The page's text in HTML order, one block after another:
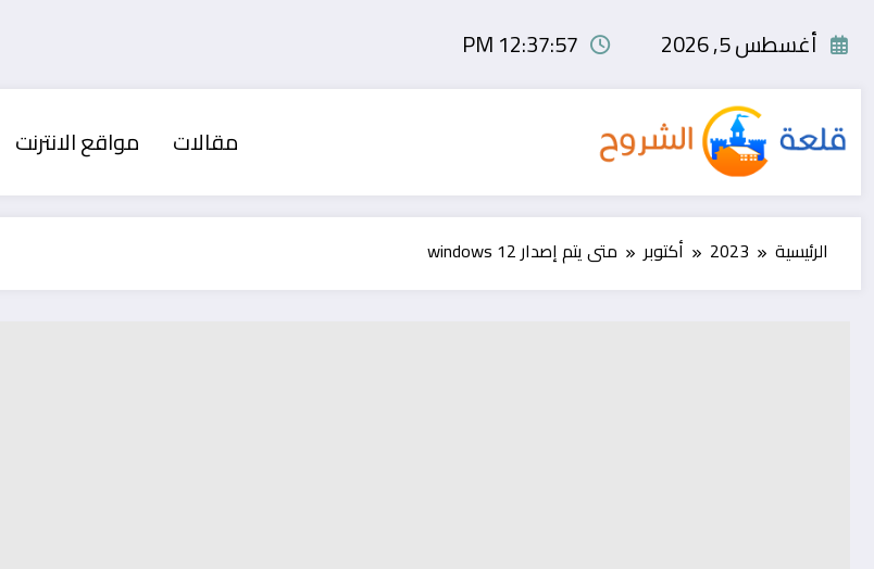
أغسطس 5, 2026 12:37:58 PM
مقالات مواقع الانترنت
الرئيسية 2023 أكتوبر متى يتم إصدار windows 12